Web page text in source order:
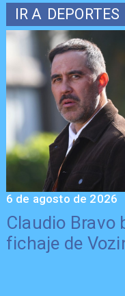
IR A DEPORTES
Claudio Bravo
fichaje de
6 de agosto de 2026